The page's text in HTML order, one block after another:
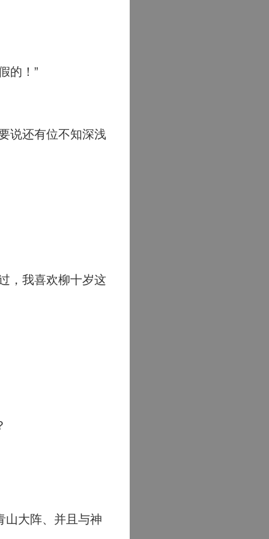
的！”
说还有位不知深浅
，我喜欢柳十岁这
大阵、并且与神